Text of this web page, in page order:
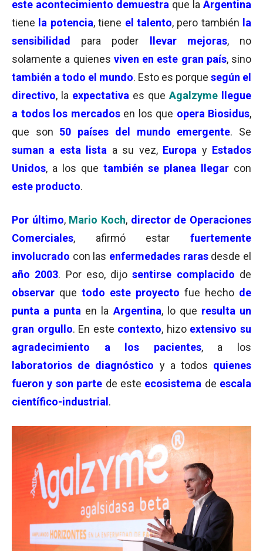
este acontecimiento demuestra que la Argentina
tiene la potencia, tiene el talento, pero también la
sensibilidad
para poder llevar mejoras, no
solamente a quienes viven en este gran país, sino
también a todo el mundo. Esto es porque según el
directivo, la expectativa es que Agalzyme
llegue
a todos los mercadosen los que opera Biosidus,
que son 50 países del mundo emergente. Se
suman a esta lista a su vez, Europa y Estados
Unidos, a los que también se planea llegar con
este producto.
Por último, Mario Koch, director de Operaciones
Comerciales, afirmó estar fuertemente
involucrado con las enfermedades rarasdesde el
año 2003. Por eso, dijosentirse complacido de
observar que todo este proyecto fue hecho de
punta a punta en la Argentina, lo que resulta un
gran orgullo. En este contexto, hizo extensivo su
agradecimiento a los pacientes, a los
laboratorios de diagnóstico y a todos quienes
fueron y son parte de este ecosistema de escala
científico-industrial .